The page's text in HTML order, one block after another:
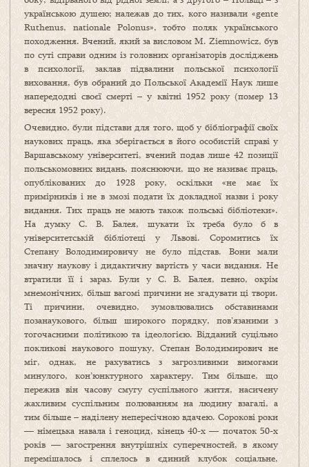
українською душею; належав до тих, кого називали «gente
Ruthenus, nationale Polonus», тобто поляк українського
походження. Вчений, який за висловом M. Ziemnowicz, був
по суті справи одним із головних організаторів досліджень
в психології, заклав підвалини польської психології
виховання, був обраний до Польської Академії Наук лише
напередодні своєї смерті – у квітні 1952 року (помер 13
вересня 1952 року).
Очевидно, були підстави для того, щоб у бібліографії своїх
наукових праць, яка зберігається в його особистій справі у
Варшавському університеті, вчений подав лише 42 позиції
польськомовних видань, пояснюючи, що не називає праць,
опублікованих до 1928 року, оскільки «не має їх
примірників і не в змозі подати їх докладної назви і року
видання. Тих праць не мають також польські бібліотеки».
На думку С. В. Балея, шукати їх треба було б в
університетській бібліотеці у Львові. Соромитись їх
Степану Володимировичу не було підстав. Вони мали
значну наукову і дидактичну вартість у часи видання. Не
втратили її і зараз. Були у С. В. Балея, певно, окрім
мнемонічних, більш вагомі причини не згадувати ці твори.
Ті причини, очевидно, зумовлювались обставинами
позанаукового, більш широкого порядку, пов’язаними з
тогочасними політикою та ідеологією. Відданий суцільно
покликові наукового пошуку, Степан Володимирович не
міг, однак, не рахуватись з загрозливими вимогами
минулого, кон’юнктурного характеру. Тим більше, що
пережив він часову смугу суспільного життя, насичену
жахливим суспільним полюванням на людину взагалі, а
тим більше – наділену непересічною вдачею. Сорокові роки
— німецька навала і геноцид, кінець 40-х — початок 50-х
років — загострення внутрішніх суперечностей, в якому
перемішалось і сплелось в єдиний клубок соціальне,